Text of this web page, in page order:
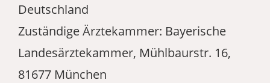
Deutschland
Zuständige Ärztekammer: Bayerische
Landesärztekammer, Mühlbaurstr. 16,
81677 München